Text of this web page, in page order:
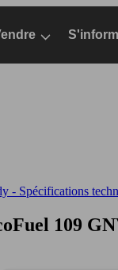
- Spécifications
109